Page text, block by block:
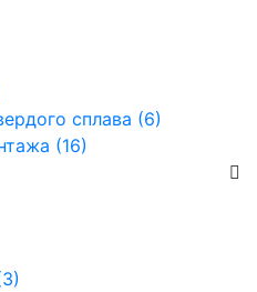
сплава (6)
(16)